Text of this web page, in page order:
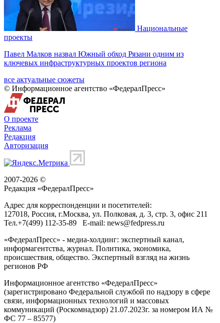
Национальные
проекты
Павел Малков назвал Южный обход Рязани одним из
ключевых инфраструктурных проектов региона
все актуальные сюжеты
© Информационное агентство «ФедералПресс»
О проекте
Реклама
Редакция
Авторизация
2007-2026 ©
Редакция «ФедералПресс»
Адрес для корреспонденции и посетителей:
127018, Россия, г.Москва, ул. Полковая, д. 3, стр. 3, офис 211
Тел.+7(499) 112-35-89 E-mail: news@fedpress.ru
«ФедералПресс» - медиа-холдинг: экспертный канал,
информагентства, журнал. Политика, экономика,
происшествия, общество. Экспертный взгляд на жизнь
регионов РФ
Информационное агентство «ФедералПресс»
(зарегистрировано Федеральной службой по надзору в сфере
связи, информационных технологий и массовых
коммуникаций (Роскомнадзор) 21.07.2023г. за номером ИА №
ФС 77 – 85577)